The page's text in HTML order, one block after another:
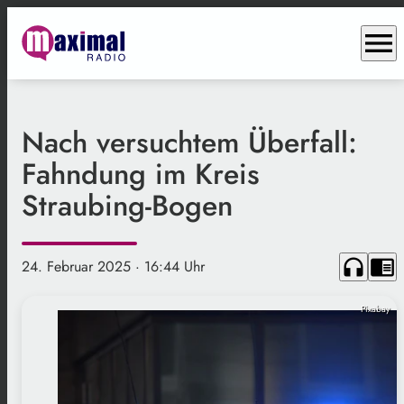
menu
Nach versuchtem Überfall:
Fahndung im Kreis
Straubing-Bogen
24. Februar 2025 · 16:44 Uhr headphones chrome_reader_mode
Pixabay